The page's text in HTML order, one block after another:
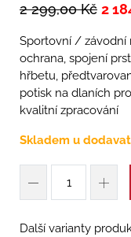
2 299,00Kč 2
Sportovní / závodní
ochrana, spojení
hřbetu,
potisk na dlaních
kvalitní zpracování
Skladem u
Další varianty